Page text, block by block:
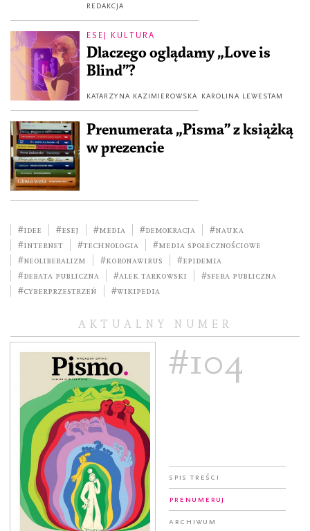
REDAKCJA
ESEJ KULTURA
Dlaczego oglądamy „Love is
Blind”?
KATARZYNA KAZIMIEROWSKA KAROLINA LEWESTAM
Prenumerata „Pisma” z książką
w prezencie
#idee #esej #media #demokracja
#nauka
#internet
#technologia
#media społecznościowe
#neoliberalizm
#Koronawirus
#epidemia
#debata publiczna
#Alek Tarkowski
#sfera publiczna
#cyberprzestrzeń
#Wikipedia
AKTUALNY NUMER
#104
Spis treści
Prenumeruj
Archiwum